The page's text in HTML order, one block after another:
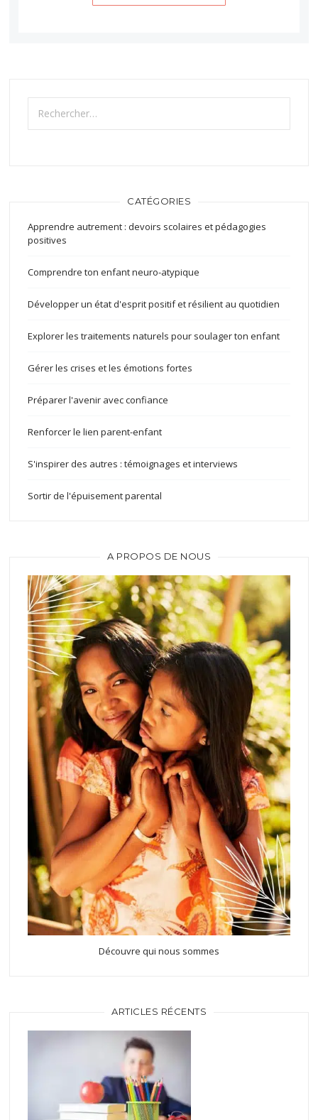
Rechercher :
CATÉGORIES
Apprendre autrement : devoirs scolaires et pédagogies
positives
Comprendre ton enfant neuro-atypique
Développer un état d'esprit positif et résilient au quotidien
Explorer les traitements naturels pour soulager ton enfant
Gérer les crises et les émotions fortes
Préparer l'avenir avec confiance
Renforcer le lien parent-enfant
S'inspirer des autres : témoignages et interviews
Sortir de l'épuisement parental
A PROPOS DE NOUS
Découvre qui nous sommes
ARTICLES RÉCENTS